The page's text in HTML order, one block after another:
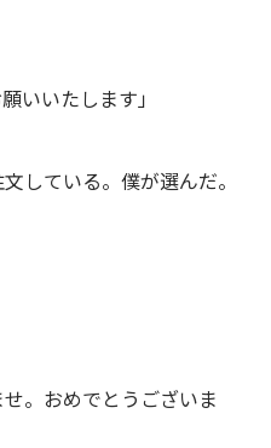
いいたします」
している。僕が選んだ。
。おめでとうございま